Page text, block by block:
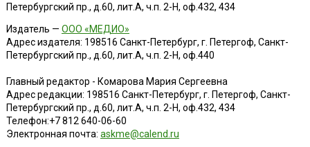
Петербургский пр., д.60, лит.А, ч.п. 2-Н, оф.432, 434
Издатель — ООО «МЕДИО»
Адрес издателя: 198516 Санкт-Петербург, г. Петергоф, Санкт-
Петербургский пр., д.60, лит.А, ч.п. 2-Н, оф.440
Главный редактор - Комарова Мария Сергеевна
Адрес редакции: 198516 Санкт-Петербург, г. Петергоф, Санкт-
Петербургский пр., д.60, лит.А, ч.п. 2-Н, оф.432, 434
Телефон:+7 812 640-06-60
Электронная почта: askme@calend.ru